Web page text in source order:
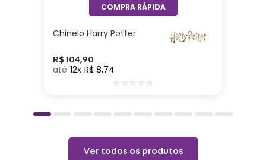
Permitido uso de centrifuga e máquina
secadora.
Temperatura máxima de lavagem 40°.
Não limpar a seco.
Chinelo Harry Potter
R$ 104,90
12 R$ 8,74
Ver todos os produtos